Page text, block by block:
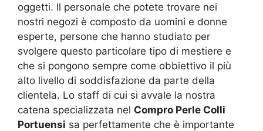
oggetti. Il personale che potete trovare nei
nostri negozi è composto da uomini e donne
esperte, persone che hanno studiato per
svolgere questo particolare tipo di mestiere e
che si pongono sempre come obbiettivo il più
alto livello di soddisfazione da parte della
clientela. Lo staff di cui si avvale la nostra
catena specializzata nel Compro Perle Colli
Portuensi sa perfettamente che è importante